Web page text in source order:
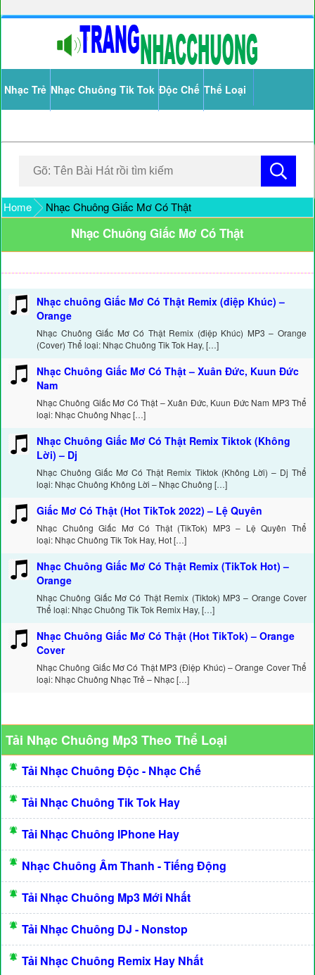
Nhạc Trẻ Nhạc Chuông Tik Tok Độc Chế Thể Loại
Home Nhạc Chuông Giấc Mơ Có Thật
Nhạc Chuông Giấc Mơ Có Thật
Nhạc chuông Giấc Mơ Có Thật Remix (điệp Khúc) –
Orange
Nhạc Chuông Giấc Mơ Có Thật Remix (điệp Khúc) MP3 – Orange
(Cover) Thể loại: Nhạc Chuông Tik Tok Hay, […]
Nhạc Chuông Giấc Mơ Có Thật – Xuân Đức, Kuun Đức
Nam
Nhạc Chuông Giấc Mơ Có Thật – Xuân Đức, Kuun Đức Nam MP3 Thể
loại: Nhạc Chuông Nhạc […]
Nhạc Chuông Giấc Mơ Có Thật Remix Tiktok (Không
Lời) – Dj
Nhạc Chuông Giấc Mơ Có Thật Remix Tiktok (Không Lời) – Dj Thể
loại: Nhạc Chuông Không Lời – Nhạc Chuông […]
Giấc Mơ Có Thật (Hot TikTok 2022) – Lệ Quyên
Nhạc Chuông Giấc Mơ Có Thật (TikTok) MP3 – Lệ Quyên Thể
loại: Nhạc Chuông Tik Tok Hay, Hot […]
Nhạc Chuông Giấc Mơ Có Thật Remix (TikTok Hot) –
Orange
Nhạc Chuông Giấc Mơ Có Thật Remix (Tiktok) MP3 – Orange Cover
Thể loại: Nhạc Chuông Tik Tok Remix Hay, […]
Nhạc Chuông Giấc Mơ Có Thật (Hot TikTok) – Orange
Cover
Nhạc Chuông Giấc Mơ Có Thật MP3 (Điệp Khúc) – Orange Cover Thể
loại: Nhạc Chuông Nhạc Trẻ – Nhạc […]
Tải Nhạc Chuông Mp3 Theo Thể Loại
Tải Nhạc Chuông Độc - Nhạc Chế
Tải Nhạc Chuông Tik Tok Hay
Tải Nhạc Chuông IPhone Hay
Nhạc Chuông Âm Thanh - Tiếng Động
Tải Nhạc Chuông Mp3 Mới Nhất
Tải Nhạc Chuông DJ - Nonstop
Tải Nhạc Chuông Remix Hay Nhất